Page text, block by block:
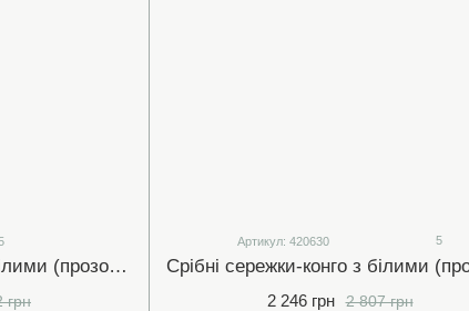
Срібні сережки-конго з білими (прозорими) фіанітами 4х11мм (арт.420635)
грн
Артикул: 420630 5
2 807 грн
2 246 грн